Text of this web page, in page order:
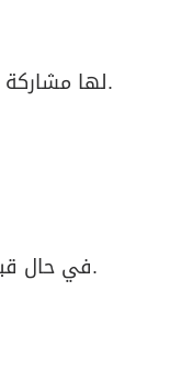
7- لها مشاركة فعالة في الأنشطة المدرسية، وتثبـت ذلك من خلال رسـالة تزكيـة حديثة صادرة من المدرسة المسجلة فيها.
10- في حال قبول الفتاة يتم دفع رسوم شهرية مقدارها 300 درهم/ شهر، ويكون دفعها مقدماً للحصول على العضوية.